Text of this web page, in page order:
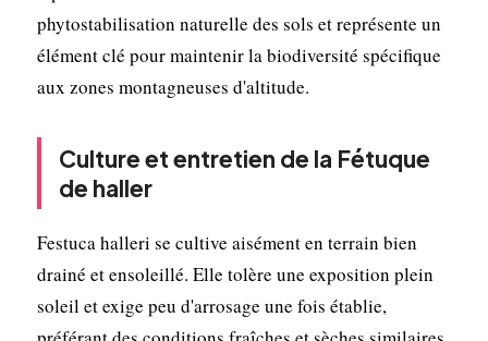
phytostabilisation naturelle des sols et représente un
élément clé pour maintenir la biodiversité spécifique
aux zones montagneuses d'altitude.
Culture et entretien de la Fétuque
de haller
Festuca halleri se cultive aisément en terrain bien
drainé et ensoleillé. Elle tolère une exposition plein
soleil et exige peu d'arrosage une fois établie,